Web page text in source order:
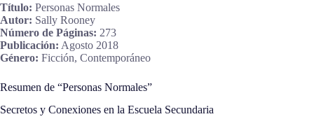
Título: Personas Normales
Autor: Sally Rooney
Número de Páginas: 273
Publicación: Agosto 2018
Género: Ficción, Contemporáneo
Resumen de “Personas Normales”
Secretos y Conexiones en la Escuela Secundaria